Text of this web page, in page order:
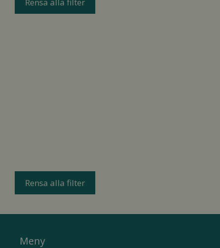
Rensa alla filter
Meny